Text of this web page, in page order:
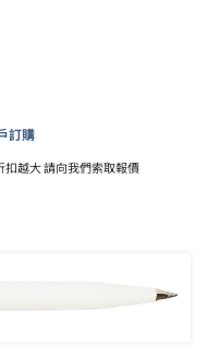
訂購
扣越大 請向我們索取報價